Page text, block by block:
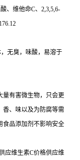
、维他命C、2,3,5,6-
无臭，味酸，易溶于
量有害微生物，只会更
香、味以及为防腐等需
食品添加剂不影响安全
应维生素C价格供应维